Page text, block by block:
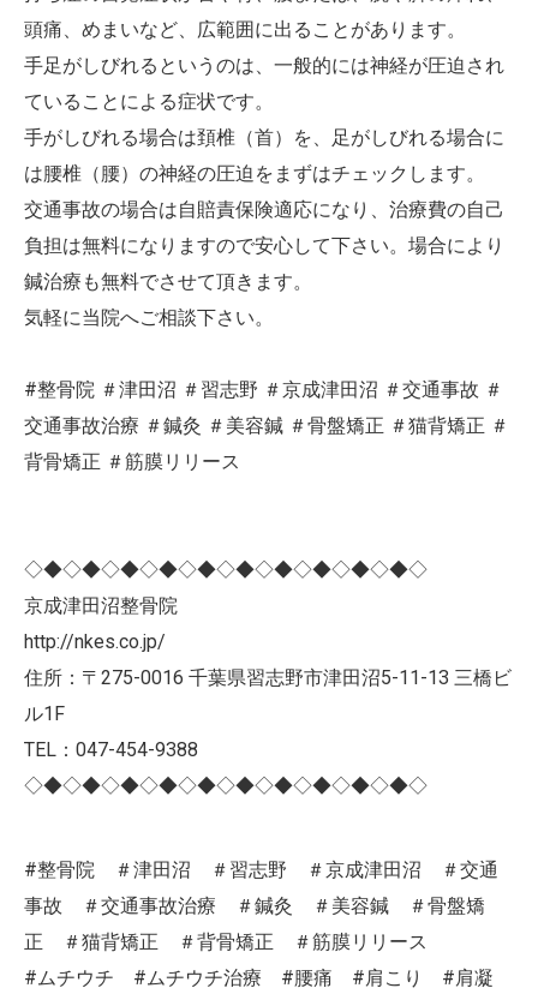
頭痛、めまいなど、広範囲に出ることがあります。
手足がしびれるというのは、一般的には神経が圧迫され
ていることによる症状です。
手がしびれる場合は頚椎（首）を、足がしびれる場合に
は腰椎（腰）の神経の圧迫をまずはチェックします。
交通事故の場合は自賠責保険適応になり、治療費の自己
負担は無料になりますので安心して下さい。場合により
鍼治療も無料でさせて頂きます。
気軽に当院へご相談下さい。
#整骨院 ＃津田沼 ＃習志野 ＃京成津田沼 ＃交通事故 ＃
交通事故治療 ＃鍼灸 ＃美容鍼 ＃骨盤矯正 ＃猫背矯正 ＃
背骨矯正 ＃筋膜リリース
◇◆◇◆◇◆◇◆◇◆◇◆◇◆◇◆◇◆◇◆◇
京成津田沼整骨院
http://nkes.co.jp/
住所：〒275-0016 千葉県習志野市津田沼5-11-13 三橋ビ
ル1F
TEL：047-454-9388
◇◆◇◆◇◆◇◆◇◆◇◆◇◆◇◆◇◆◇◆◇
#整骨院 ＃津田沼 ＃習志野 ＃京成津田沼 ＃交通
事故 ＃交通事故治療 ＃鍼灸 ＃美容鍼 ＃骨盤矯
正 ＃猫背矯正 ＃背骨矯正 ＃筋膜リリース
#ムチウチ #ムチウチ治療 #腰痛 #肩こり #肩凝